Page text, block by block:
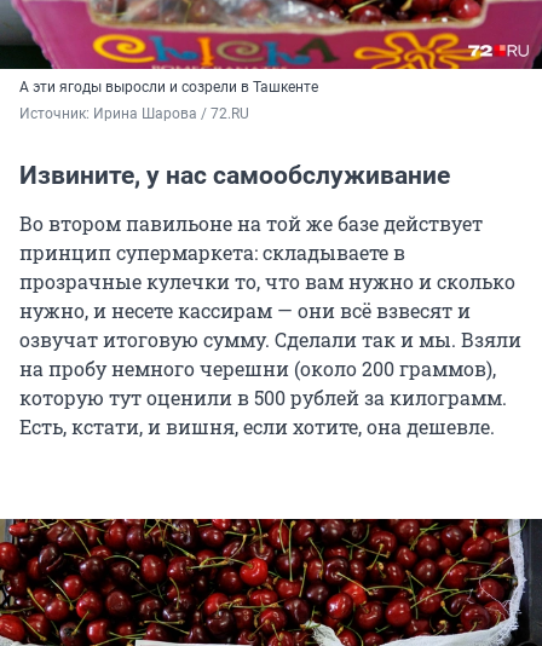
А эти ягоды выросли и созрели в Ташкенте
Источник: Ирина Шарова / 72.RU
Извините, у нас самообслуживание
Во втором павильоне на той же базе действует
принцип супермаркета: складываете в
прозрачные кулечки то, что вам нужно и сколько
нужно, и несете кассирам — они всё взвесят и
озвучат итоговую сумму. Сделали так и мы. Взяли
на пробу немного черешни (около 200 граммов),
которую тут оценили в 500 рублей за килограмм.
Есть, кстати, и вишня, если хотите, она дешевле.